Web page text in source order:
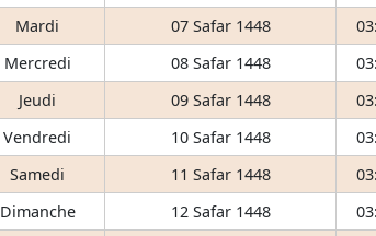
Mardi 07 Safar 1448
Mercredi 08 Safar 1448
Jeudi 09 Safar 1448
Vendredi 10 Safar 1448
Samedi 11 Safar 1448
Dimanche 12 Safar 1448